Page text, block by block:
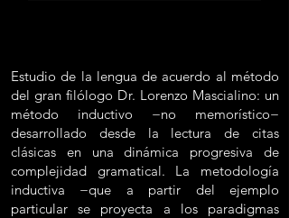
Estudio de la lengua de acuerdo al método
del gran filólogo Dr. Lorenzo Mascialino: un
método inductivo −no memorístico−
desarrollado desde la lectura de citas
clásicas en una dinámica progresiva de
complejidad gramatical. La metodología
inductiva −que a partir del ejemplo
particular se proyecta a los paradigmas